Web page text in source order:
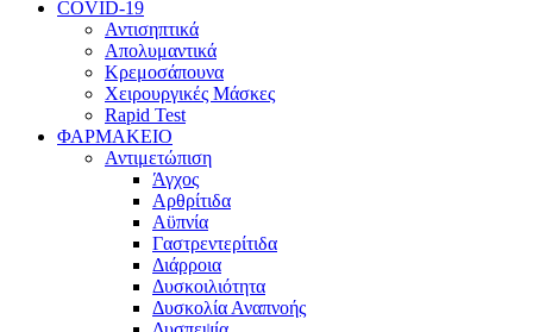
COVID-19
Αντισηπτικά
Απολυμαντικά
Κρεμοσάπουνα
Χειρουργικές Μάσκες
Rapid Test
ΦΑΡΜΑΚΕΙΟ
Αντιμετώπιση
Άγχος
Αρθρίτιδα
Αϋπνία
Γαστρεντερίτιδα
Διάρροια
Δυσκοιλιότητα
Δυσκολία Αναπνοής